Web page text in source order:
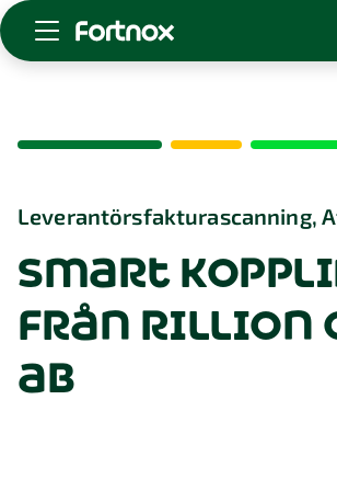
Skaffa Fortnox
Kunskap & inspiration
Logga in
Kontakt
Om Fortnox
Kontakt
Leverantörsfakturascanning,
smart
från rillion
ab